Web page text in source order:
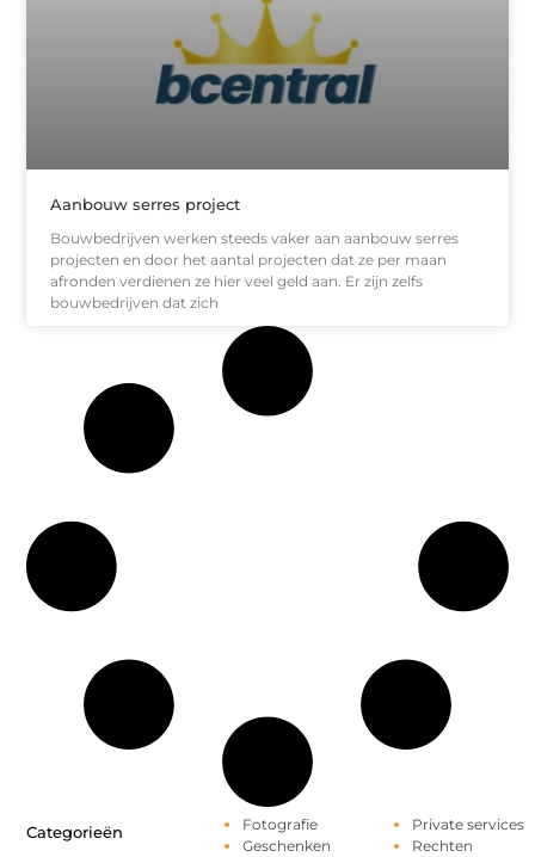
Aanbouw serres project
Bouwbedrijven werken steeds vaker aan aanbouw serres
projecten en door het aantal projecten dat ze per maan
afronden verdienen ze hier veel geld aan. Er zijn zelfs
bouwbedrijven dat zich
Categorieën
Fotografie
Geschenken
Private services
Rechten